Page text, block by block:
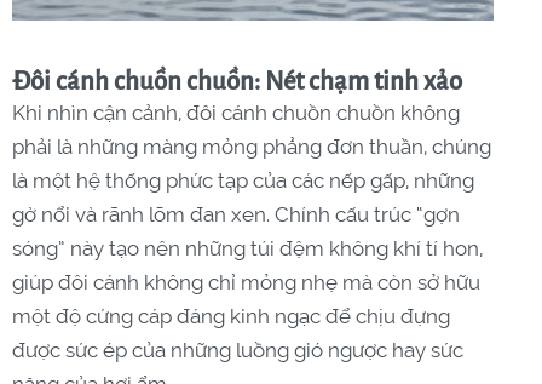
Đôi cánh chuồn chuồn: Nét chạm tinh xảo
Khi nhìn cận cảnh, đôi cánh chuồn chuồn không
phải là những màng mỏng phẳng đơn thuần, chúng
là một hệ thống phức tạp của các nếp gấp, những
gờ nổi và rãnh lõm đan xen. Chính cấu trúc “gợn
sóng” này tạo nên những túi đệm không khí tí hon,
giúp đôi cánh không chỉ mỏng nhẹ mà còn sở hữu
một độ cứng cáp đáng kinh ngạc để chịu đựng
được sức ép của những luồng gió ngược hay sức